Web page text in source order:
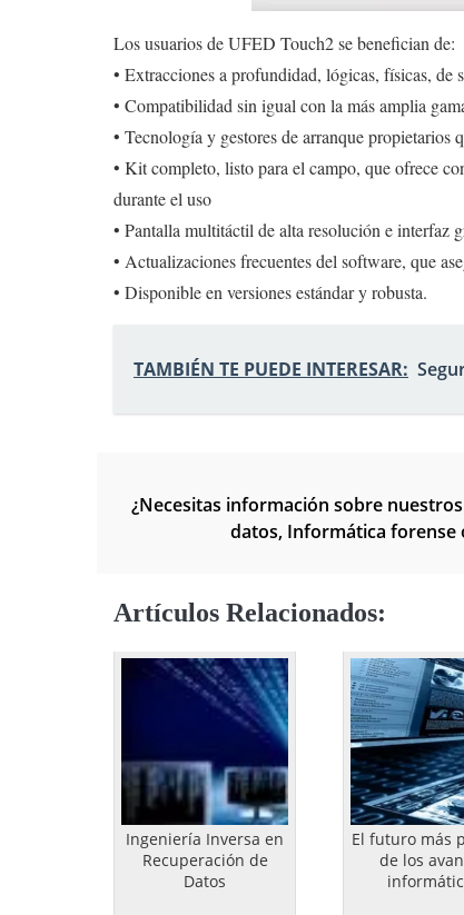
Los usuarios de UFED Touch2 se benefician de:
• Extracciones a profundidad, lógicas, físicas, de
• Compatibilidad sin igual con la más amplia
• Tecnología y gestores de arranque propietarios
• Kit completo, listo para el campo, que ofrece
durante el uso
• Pantalla multitáctil de alta resolución e interfaz
• Actualizaciones frecuentes del software, que
• Disponible en versiones estándar y robusta.
TAMBIÉN TE PUEDE INTERESAR:
¿Necesitas información sobre
datos, Informática forense
Artículos Relacionados:
Ingeniería Inversa en
Recuperación de
Datos
El futuro más
de los